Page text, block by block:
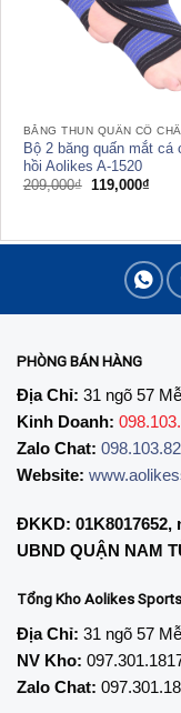
BĂNG THUN QUẤN CỔ
Bộ 2 băng quấn mắt cá
hồi Aolikes A-1520
209,000₫ Giá
119,000₫Giá
PHÒNG BÁN HÀNG
Địa Chỉ: 31 ngõ 57
Kinh Doanh:
Zalo Chat:
Website:
ĐKKD: 01K8017652,
UBND QUẬN NAM
Tổng Kho Aolikes Sports
Địa Chỉ: 31 ngõ 57
NV Kho:
Zalo Chat: